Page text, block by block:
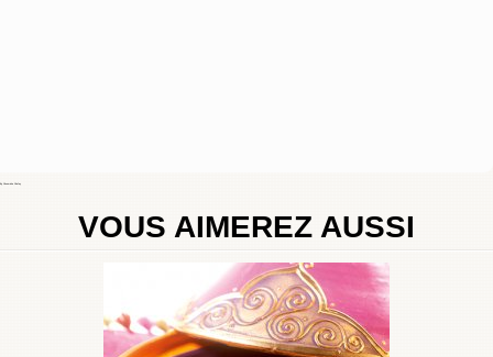
VOUS AIMEREZ AUSSI